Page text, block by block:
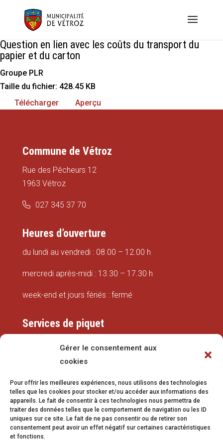
Gérer le consentement aux
cookies
Pour offrir les meilleures expériences, nous utilisons des technologies
telles que les cookies pour stocker et/ou accéder aux informations des
appareils. Le fait de consentir à ces technologies nous permettra de
traiter des données telles que le comportement de navigation ou les ID
uniques sur ce site. Le fait de ne pas consentir ou de retirer son
consentement peut avoir un effet négatif sur certaines caractéristiques
et fonctions.
Question en lien avec les coûts du transport du
papier et du carton
Groupe PLR
Taille du fichier: 428.45 KB
Télécharger
Aperçu
Commune de Vétroz
Rue des Pêcheurs 12
1963 Vétroz
027 345 37 70
Heures d’ouverture
du lundi au vendredi : 08.00 – 12.00 h
mercredi après-midi : 13.30 – 17.30 h
week-end et jours fériés : fermé
Services de piquet
079 337 66 42
eaux@vetroz.ch
Travaux publics
079 213 92 08